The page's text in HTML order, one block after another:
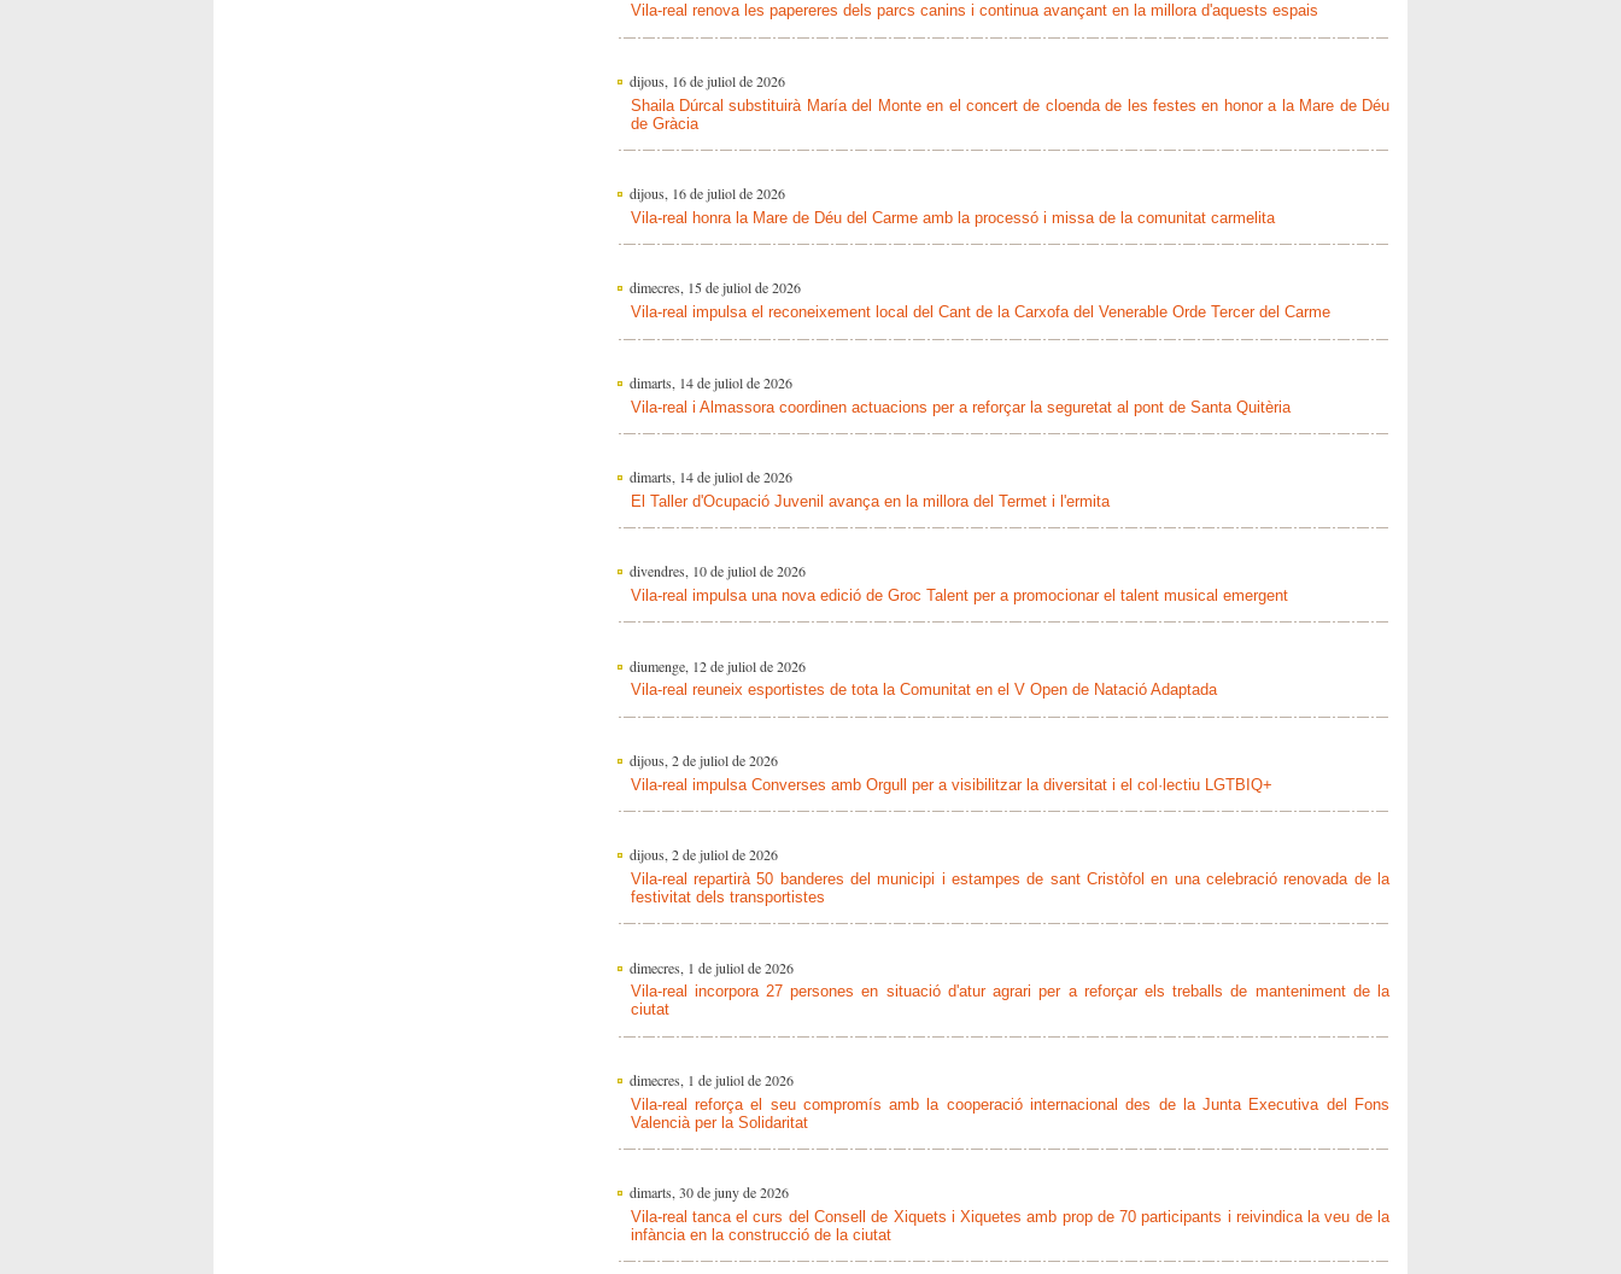
Vila-real renova les papereres dels parcs canins i continua avançant en la millora d'aquests espais
dijous, 16 de juliol de 2026
Shaila Dúrcal substituirà María del Monte en el concert de cloenda de les festes en honor a la Mare de Déu
de Gràcia
dijous, 16 de juliol de 2026
Vila-real honra la Mare de Déu del Carme amb la processó i missa de la comunitat carmelita
dimecres, 15 de juliol de 2026
Vila-real impulsa el reconeixement local del Cant de la Carxofa del Venerable Orde Tercer del Carme
dimarts, 14 de juliol de 2026
Vila-real i Almassora coordinen actuacions per a reforçar la seguretat al pont de Santa Quitèria
dimarts, 14 de juliol de 2026
El Taller d'Ocupació Juvenil avança en la millora del Termet i l'ermita
divendres, 10 de juliol de 2026
Vila-real impulsa una nova edició de Groc Talent per a promocionar el talent musical emergent
diumenge, 12 de juliol de 2026
Vila-real reuneix esportistes de tota la Comunitat en el V Open de Natació Adaptada
dijous, 2 de juliol de 2026
Vila-real impulsa Converses amb Orgull per a visibilitzar la diversitat i el col·lectiu LGTBIQ+
dijous, 2 de juliol de 2026
Vila-real repartirà 50 banderes del municipi i estampes de sant Cristòfol en una celebració renovada de la
festivitat dels transportistes
dimecres, 1 de juliol de 2026
Vila-real incorpora 27 persones en situació d'atur agrari per a reforçar els treballs de manteniment de la
ciutat
dimecres, 1 de juliol de 2026
Vila-real reforça el seu compromís amb la cooperació internacional des de la Junta Executiva del Fons
Valencià per la Solidaritat
dimarts, 30 de juny de 2026
Vila-real tanca el curs del Consell de Xiquets i Xiquetes amb prop de 70 participants i reivindica la veu de la
infància en la construcció de la ciutat